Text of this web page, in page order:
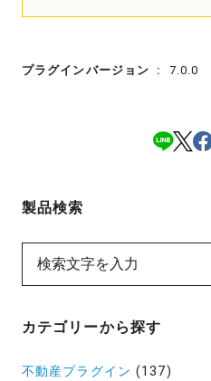
プラグインバージョン 7.0.0
製品検索
カテゴリーから探す
不動産プラグイン (137)